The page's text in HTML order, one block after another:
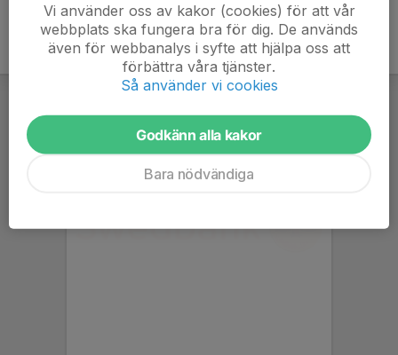
Vi använder oss av kakor (cookies) för att vår
webbplats ska fungera bra för dig. De används
även för webbanalys i syfte att hjälpa oss att
förbättra våra tjänster.
Så använder vi cookies
Godkänn alla kakor
Bara nödvändiga